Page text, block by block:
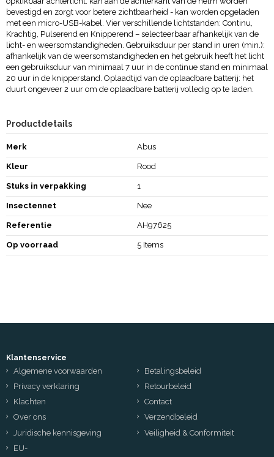
bevestigd en zorgt voor betere zichtbaarheid - kan worden opgeladen
met een micro-USB-kabel. Vier verschillende lichtstanden: Continu,
Krachtig, Pulserend en Knipperend – selecteerbaar afhankelijk van de
licht- en weersomstandigheden. Gebruiksduur per stand in uren (min.):
afhankelijk van de weersomstandigheden en het gebruik heeft het licht
een gebruiksduur van minimaal 7 uur in de continue stand en minimaal
20 uur in de knipperstand. Oplaadtijd van de oplaadbare batterij: het
duurt ongeveer 2 uur om de oplaadbare batterij volledig op te laden.
Productdetails
Merk Abus
Kleur Rood
Stuks in verpakking 1
Insectennet Nee
Referentie AH97625
Op voorraad 5 Items
Klantenservice
Algemene voorwaarden
Betalingsbeleid
Privacy verklaring
Retourbeleid
Klachten
Contact
Over ons
Verzendbeleid
Juridische kennisgeving
Veiligheid & Conformiteit
EU-